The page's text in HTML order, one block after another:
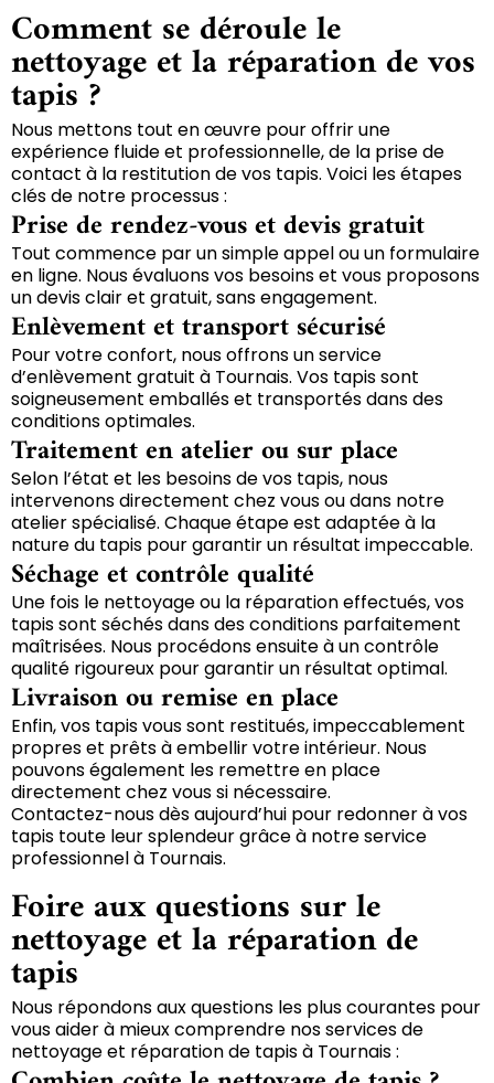
Comment se déroule le
nettoyage et la réparation de vos
tapis ?
Nous mettons tout en œuvre pour offrir une
expérience fluide et professionnelle, de la prise de
contact à la restitution de vos tapis. Voici les étapes
clés de notre processus :
Prise de rendez-vous et devis gratuit
Tout commence par un simple appel ou un formulaire
en ligne. Nous évaluons vos besoins et vous proposons
un devis clair et gratuit, sans engagement.
Enlèvement et transport sécurisé
Pour votre confort, nous offrons un service
d’enlèvement gratuit à Tournais. Vos tapis sont
soigneusement emballés et transportés dans des
conditions optimales.
Traitement en atelier ou sur place
Selon l’état et les besoins de vos tapis, nous
intervenons directement chez vous ou dans notre
atelier spécialisé. Chaque étape est adaptée à la
nature du tapis pour garantir un résultat impeccable.
Séchage et contrôle qualité
Une fois le nettoyage ou la réparation effectués, vos
tapis sont séchés dans des conditions parfaitement
maîtrisées. Nous procédons ensuite à un contrôle
qualité rigoureux pour garantir un résultat optimal.
Livraison ou remise en place
Enfin, vos tapis vous sont restitués, impeccablement
propres et prêts à embellir votre intérieur. Nous
pouvons également les remettre en place
directement chez vous si nécessaire.
Contactez-nous dès aujourd’hui pour redonner à vos
tapis toute leur splendeur grâce à notre service
professionnel à Tournais.
Foire aux questions sur le
nettoyage et la réparation de
tapis
Nous répondons aux questions les plus courantes pour
vous aider à mieux comprendre nos services de
nettoyage et réparation de tapis à Tournais :